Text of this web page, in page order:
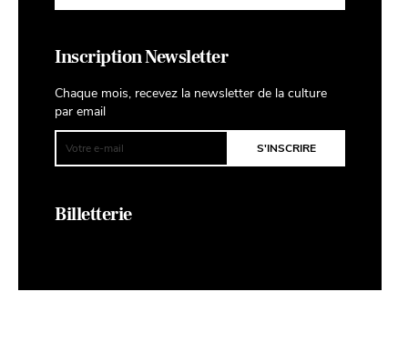
Inscription Newsletter
Chaque mois, recevez la newsletter de la culture
par email
Billetterie